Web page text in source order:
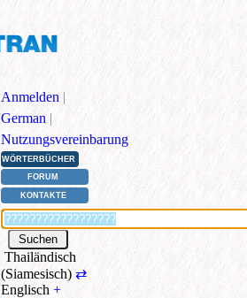
Anmelden |
German |
Nutzungsvereinbarung
WÖRTERBÜCHER
FORUM
KONTAKTE
Thailändisch
(Siamesisch) ⇄
Englisch +